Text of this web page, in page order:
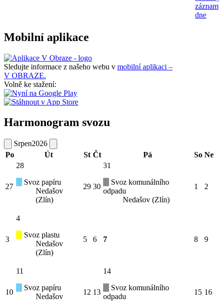
dne
Mobilní aplikace
Sledujte informace z našeho webu v mobilní aplikaci –
V OBRAZE.
Volně ke stažení:
Harmonogram svozu
Srpen2026
Po
Út St Čt Pá So Ne
27
28
Svoz papíru
Nedašov
(Zlín)
29 30
31
Svoz komunálního
odpadu
Nedašov (Zlín)
1 2
3
4
Svoz plastu
Nedašov
(Zlín)
5 6 7 8 9
10
11
Svoz papíru
Nedašov
12 13
14
Svoz komunálního
odpadu
15 16